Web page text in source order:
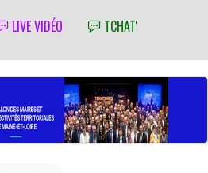
LIVE VIDÉO TCHAT'